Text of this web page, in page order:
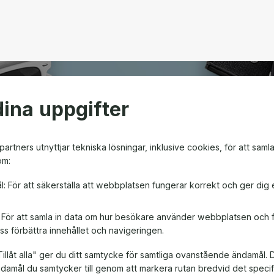
uppgifter
utnyttjar tekniska lösningar, inklusive cookies, för att
För att säkerställa att webbplatsen fungerar korrekt och ger dig
För att samla in data om hur besökare använder webbplatsen och
förbättra innehållet och navigeringen.
alla" ger du ditt samtycke för samtliga ovanstående ändamål.
du samtycker till genom att markera rutan bredvid det
Oavsett om det är till